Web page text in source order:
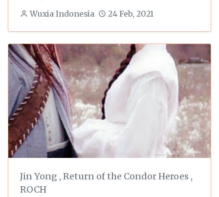
Wuxia Indonesia 24 Feb, 2021
Jin Yong , Return of the Condor Heroes ,
ROCH